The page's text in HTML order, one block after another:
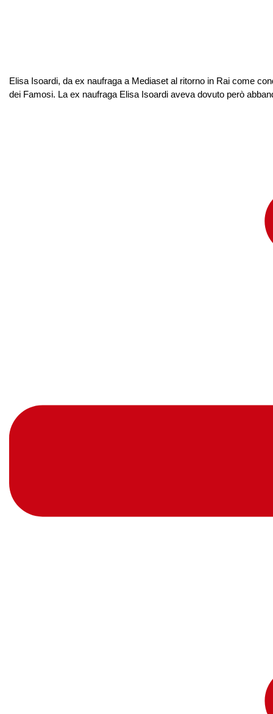
Elisa Isoardi, da ex naufraga a Mediaset al ritorno in Rai come
dei Famosi. La ex naufraga Elisa Isoardi aveva dovuto però